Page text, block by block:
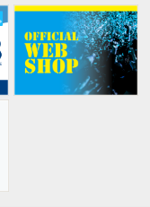
お知らせ
ただき、誠にありが